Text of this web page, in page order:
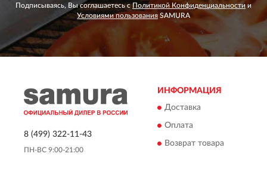
Подписываясь, Вы соглашаетесь сПолитикой Конфиденциальности и
Условиями пользования SAMURA
8 (499) 322-11-43
ПН-ВС 9:00-21:00
ИНФОРМАЦИЯ
Доставка
Оплата
Возврат товара